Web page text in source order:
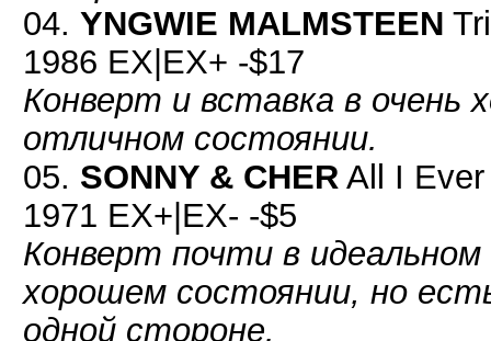
04. YNGWIE MALMSTEEN
1986 EX|EX+ -$17
Конверт и вставка в очень
отличном состоянии.
05. SONNY & CHER All I
1971 EX+|EX- -$5
Конверт почти в
хорошем состоянии, но
одной стороне.